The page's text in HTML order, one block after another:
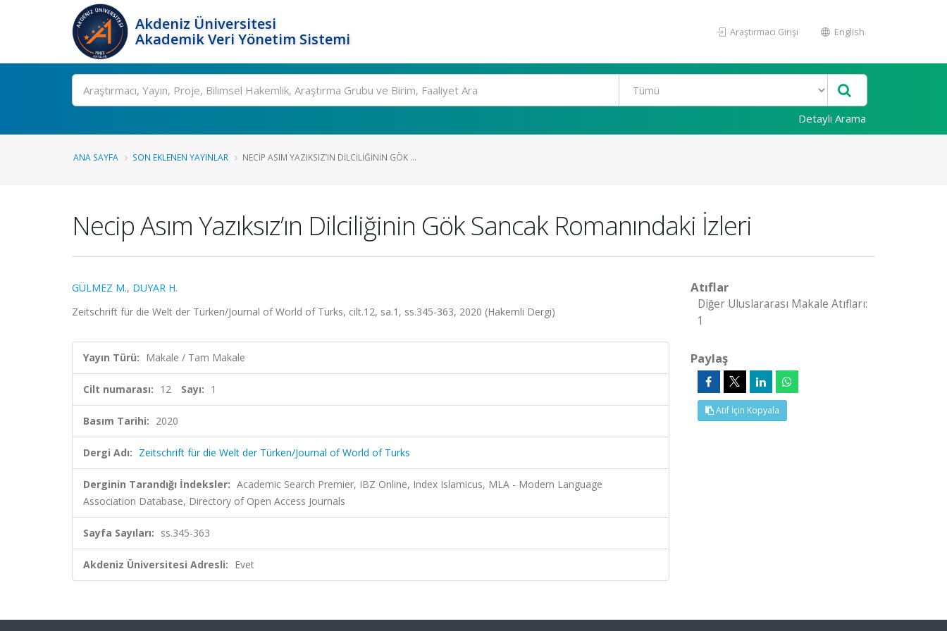
Akdeniz Üniversitesi
Akademik Veri Yönetim Sistemi
Araştırmacı Girişi English
Ara
Detaylı Arama
ANA SAYFA SON EKLENEN YAYINLAR NECIP ASIM YAZIKSIZ’IN DILCILIĞININ GÖK ...
Necip Asım Yazıksız’ın Dilciliğinin Gök Sancak Romanındaki İzleri
GÜLMEZ M., DUYAR H.
Zeitschrift für die Welt der Türken/Journal of World of Turks, cilt.12, sa.1, ss.345-363, 2020 (Hakemli Dergi)
Yayın Türü: Makale / Tam Makale
Cilt numarası: 12 Sayı: 1
Basım Tarihi: 2020
Dergi Adı: Zeitschrift für die Welt der Türken/Journal of World of Turks
Derginin Tarandığı İndeksler: Academic Search Premier, IBZ Online, Index Islamicus, MLA - Modern Language
Association Database, Directory of Open Access Journals
Sayfa Sayıları: ss.345-363
Akdeniz Üniversitesi Adresli: Evet
Atıflar
Diğer Uluslararası Makale Atıfları:
1
Paylaş
Atıf İçin Kopyala